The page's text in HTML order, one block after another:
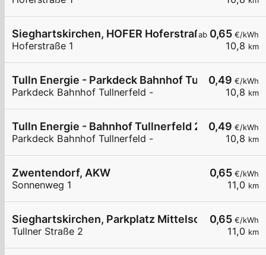
ab 0,65 €/kWh
10,8 km
Sieghartskirchen, HOFER Hoferstraße
Hoferstraße 1
0,49 €/kWh
10,8 km
Tulln Energie - Parkdeck Bahnhof Tullnerfeld 1
Parkdeck Bahnhof Tullnerfeld -
0,49 €/kWh
10,8 km
Tulln Energie - Bahnhof Tullnerfeld 2
Parkdeck Bahnhof Tullnerfeld -
0,65 €/kWh
11,0 km
Zwentendorf, AKW
Sonnenweg 1
0,65 €/kWh
11,0 km
Sieghartskirchen, Parkplatz Mittelschule
Tullner Straße 2